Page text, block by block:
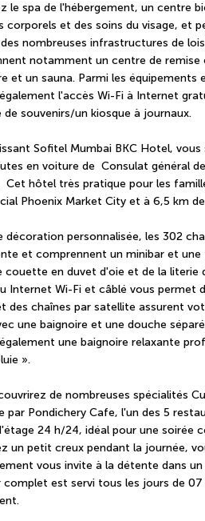
le spa de l'hébergement, un centre
corporels et des soins du visage, et
nombreuses infrastructures de
notamment un centre de
et un sauna. Parmi les
l'accès Wi-Fi à Internet
de souvenirs/un kiosque à journaux.
Sofitel Mumbai BKC Hotel,
en voiture de  Consulat général
Cet hôtel très pratique pour les
Phoenix Market City et à 6,5 km
décoration personnalisée, les 302
et comprennent un minibar et
couette en duvet d'oie et de la literie
Internet Wi-Fi et câblé vous permet
des chaînes par satellite assurent
une baignoire et une douche
une baignoire relaxante
».
de nombreuses spécialités
par Pondichery Cafe, l'un des 5
24 h/24, idéal pour une soirée
un petit creux pendant la journée,
vous invite à la détente dans
complet est servi tous les jours de 07